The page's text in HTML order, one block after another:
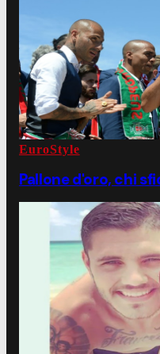
EuroStyle
Pallone d'oro, chi